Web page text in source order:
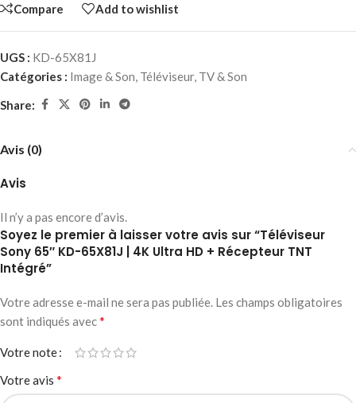
Compare Add to wishlist
UGS : KD-65X81J
Catégories : Image & Son, Téléviseur, TV & Son
Share:
Avis (0)
Avis
Il n’y a pas encore d’avis.
Soyez le premier à laisser votre avis sur “Téléviseur
Sony 65″ KD-65X81J | 4K Ultra HD + Récepteur TNT
Intégré”
Votre adresse e-mail ne sera pas publiée. Les champs obligatoires
sont indiqués avec*
Votre note
Votre avis *